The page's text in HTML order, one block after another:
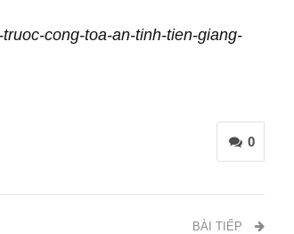
cong-toa-an-tinh-tien-giang-
0
BÀI TIẾP